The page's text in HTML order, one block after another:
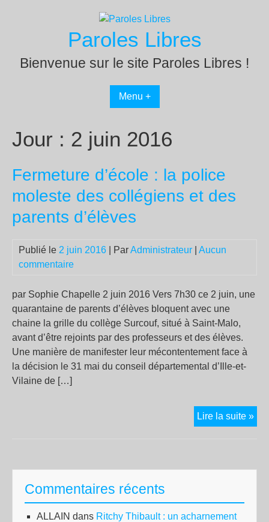
Paroles Libres
Bienvenue sur le site Paroles Libres !
Menu +
Jour : 2 juin 2016
Fermeture d’école : la police
moleste des collégiens et des
parents d’élèves
Publié le 2 juin 2016 | ParAdministrateur
Aucun
commentaire
par Sophie Chapelle 2 juin 2016 Vers 7h30 ce 2 juin, une
quarantaine de parents d’élèves bloquent avec une
chaine la grille du collège Surcouf, situé à Saint-Malo,
avant d’être rejoints par des professeurs et des élèves.
Une manière de manifester leur mécontentement face à
la décision le 31 mai du conseil départemental d’Ille-et-
Vilaine de […]
Lire la suite »
Commentaires récents
ALLAIN dans Ritchy Thibault : un acharnement